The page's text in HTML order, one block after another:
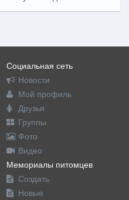
Социальная сеть
Новости
Мой профиль
Друзья
Группы
Фото
Видео
Мемориалы питомцев
Создать
Новые